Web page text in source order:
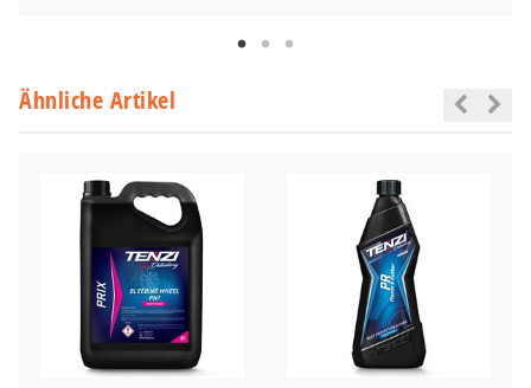
Ähnliche Artikel